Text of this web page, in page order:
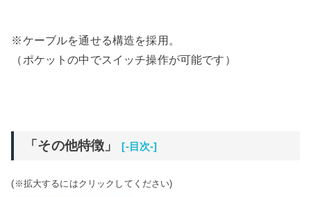
※ケーブルを通せる構造を採用。
（ポケットの中でスイッチ操作が可能です）
「その他特徴」 [-目次-]
(※拡大するにはクリックしてください)